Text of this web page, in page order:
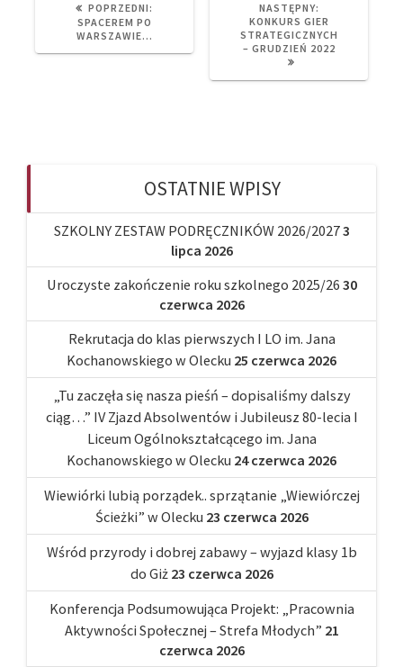
POPRZEDNI:
SPACEREM PO
WARSZAWIE…
NASTĘPNY:
POST:
KONKURS GIER
STRATEGICZNYCH
– GRUDZIEŃ 2022
OSTATNIE WPISY
SZKOLNY ZESTAW PODRĘCZNIKÓW 2026/20273
lipca 2026
Uroczyste zakończenie roku szkolnego 2025/26 30
czerwca 2026
Rekrutacja do klas pierwszych I LO im. Jana
Kochanowskiego w Olecku 25 czerwca 2026
„Tu zaczęła się nasza pieśń – dopisaliśmy dalszy
ciąg…” IV Zjazd Absolwentów i Jubileusz 80-lecia I
Liceum Ogólnokształcącego im. Jana
Kochanowskiego w Olecku 24 czerwca 2026
Wiewiórki lubią porządek.. sprzątanie „Wiewiórczej
Ścieżki” w Olecku 23 czerwca 2026
Wśród przyrody i dobrej zabawy – wyjazd klasy 1b
do Giż 23 czerwca 2026
Konferencja Podsumowująca Projekt: „Pracownia
Aktywności Społecznej – Strefa Młodych” 21
czerwca 2026